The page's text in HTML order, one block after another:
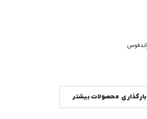
بارگذاری محصولات بیشتر